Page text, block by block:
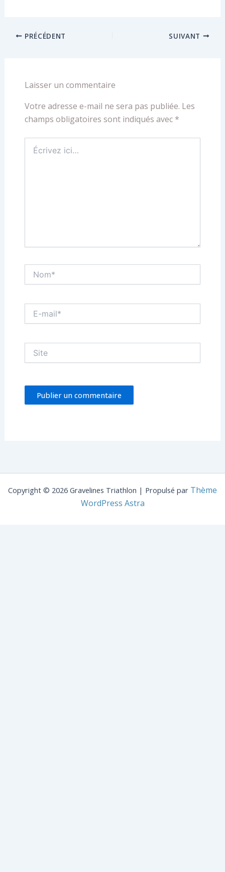
PRÉCÉDENT SUIVANT
Laisser un commentaire
Votre adresse e-mail ne sera pas publiée. Les
champs obligatoires sont indiqués avec *
ici…
mail*
Copyright © 2026 Gravelines Triathlon | Propulsé par Thème
WordPress Astra